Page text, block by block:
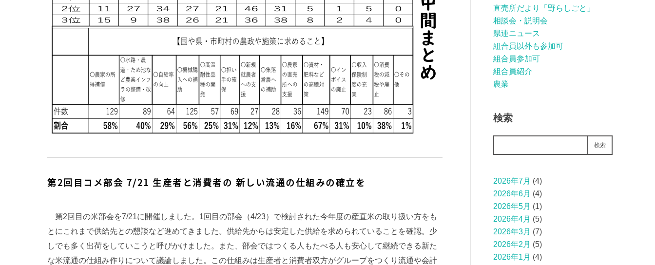
第2回目コメ部会 7/21 生産者と消費者の 新しい流通の仕組みの確立を
第2回目の米部会を7/21に開催しました。1回目の部会（4/23）で検討された今年度の産直米の取り扱い方をも
とにこれまで供給先との懇談など進めてきました。供給先からは安定した供給を求められていることを確認。少
しでも多く出荷をしていこうと呼びかけました。また、部会ではつくる人もたべる人も安心して継続できる新た
な米流通の仕組み作りについて議論しました。この仕組みは生産者と消費者双方がグループをつくり流通や会計
直売所だより「野らしごと」
相談会・説明会
県連ニュース
組合員以外も参加可
組合員参加可
組合員紹介
農業
検索
検索
2026年7月 (4)
2026年6月 (4)
2026年5月 (1)
2026年4月 (5)
2026年3月 (7)
2026年2月 (5)
2026年1月 (4)